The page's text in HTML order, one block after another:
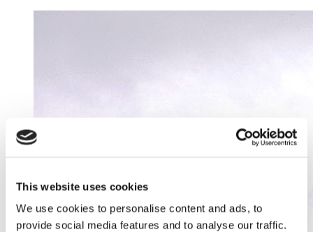
This website uses cookies
We use cookies to personalise content and ads, to
provide social media features and to analyse our traffic.